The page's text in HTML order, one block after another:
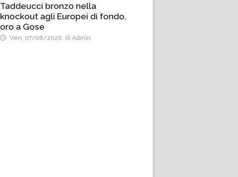
Taddeucci bronzo nella
knockout agli Europei di fondo,
oro a Gose
Ven, 07/08/2026 di Admin